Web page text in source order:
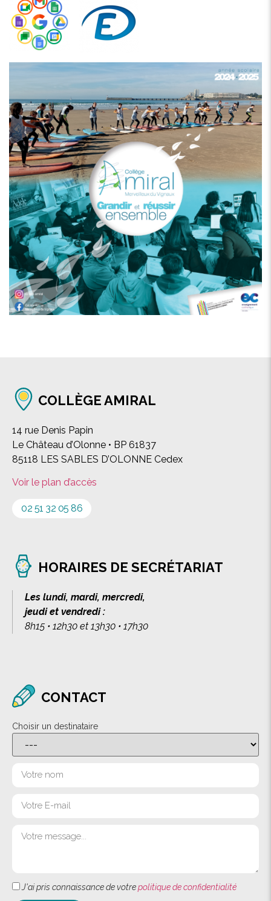
COLLÈGE AMIRAL
14 rue Denis Papin
Le Château d’Olonne • BP 61837
85118 LES SABLES D’OLONNE Cedex
Voir le plan d’accès
02 51 32 05 86
HORAIRES DE SECRÉTARIAT
Les lundi, mardi, mercredi,
jeudi et vendredi :
8h15 • 12h30 et 13h30 • 17h30
CONTACT
Choisir un destinataire
J'ai pris connaissance de votrepolitique de confidentialité